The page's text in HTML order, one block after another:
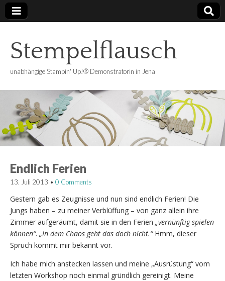
Stempelflausch
unabhängige Stampin' Up!® Demonstratorin in Jena
Endlich Ferien
13. Juli 2013 • 0 Comments
Gestern gab es Zeugnisse und nun sind endlich Ferien! Die
Jungs haben – zu meiner Verblüffung – von ganz allein ihre
Zimmer aufgeräumt, damit sie in den Ferien „vernünftig spielen
können“. „In dem Chaos geht das doch nicht.“Hmm, dieser
Spruch kommt mir bekannt vor.
Ich habe mich anstecken lassen und meine „Ausrüstung“ vom
letzten Workshop noch einmal gründlich gereinigt. Meine